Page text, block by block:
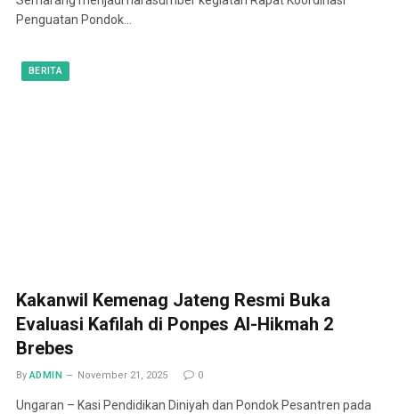
Penguatan Pondok…
BERITA
Kakanwil Kemenag Jateng Resmi Buka
Evaluasi Kafilah di Ponpes Al-Hikmah 2
Brebes
By ADMIN November 21, 2025 0
Ungaran – Kasi Pendidikan Diniyah dan Pondok Pesantren pada